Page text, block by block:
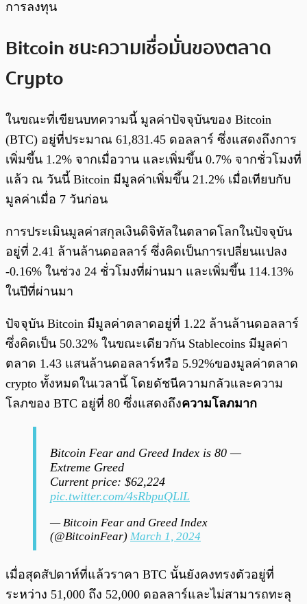
การลงทุน
Bitcoin ชนะความเชื่อมั่นของตลาด
Crypto
ในขณะที่เขียนบทความนี้ มูลค่าปัจจุบันของ Bitcoin
(BTC) อยู่ที่ประมาณ 61,831.45 ดอลลาร์ ซึ่งแสดงถึงการ
เพิ่มขึ้น 1.2% จากเมื่อวาน และเพิ่มขึ้น 0.7% จากชั่วโมงที่
แล้ว ณ วันนี้ Bitcoin มีมูลค่าเพิ่มขึ้น 21.2% เมื่อเทียบกับ
มูลค่าเมื่อ 7 วันก่อน
การประเมินมูลค่าสกุลเงินดิจิทัลในตลาดโลกในปัจจุบัน
อยู่ที่ 2.41 ล้านล้านดอลลาร์ ซึ่งคิดเป็นการเปลี่ยนแปลง
-0.16% ในช่วง 24 ชั่วโมงที่ผ่านมา และเพิ่มขึ้น 114.13%
ในปีที่ผ่านมา
ปัจจุบัน Bitcoin มีมูลค่าตลาดอยู่ที่ 1.22 ล้านล้านดอลลาร์
ซึ่งคิดเป็น 50.32% ในขณะเดียวกัน Stablecoins มีมูลค่า
ตลาด 1.43 แสนล้านดอลลาร์หรือ 5.92%ของมูลค่าตลาด
crypto ทั้งหมดในเวลานี้ โดยดัชนีความกลัวและความ
โลภของ BTC อยู่ที่ 80 ซึ่งแสดงถึงความโลภมาก
Bitcoin Fear and Greed Index is 80 —
Extreme Greed
Current price: $62,224
pic.twitter.com/4sRbpuQLlL
— Bitcoin Fear and Greed Index
(@BitcoinFear) March 1, 2024
เมื่อสุดสัปดาห์ที่แล้วราคา BTC นั้นยังคงทรงตัวอยู่ที่
ระหว่าง 51,000 ถึง 52,000 ดอลลาร์และไม่สามารถทะลุ